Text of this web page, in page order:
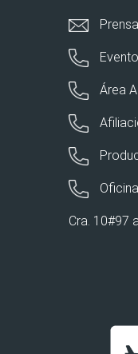
Área
Cra. 10#97